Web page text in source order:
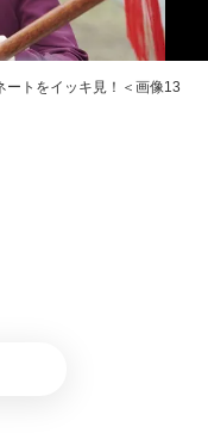
ートをイッキ見！＜画像13